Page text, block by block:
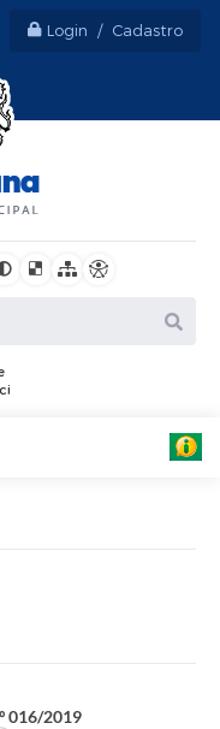
Login / Cadastro
016/2019